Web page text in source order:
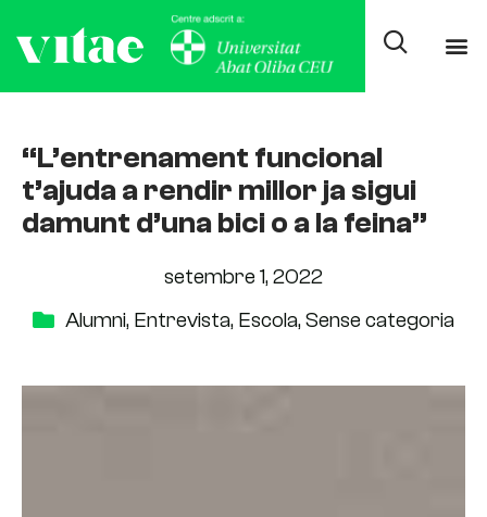
“L’entrenament funcional
t’ajuda a rendir millor ja sigui
damunt d’una bici o a la feina”
setembre 1, 2022
Alumni, Entrevista, Escola,Sense categoria